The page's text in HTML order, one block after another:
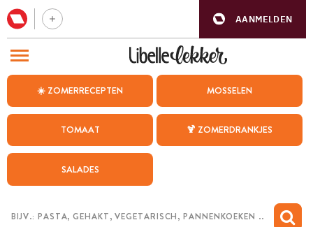
AANMELDEN
☀️ ZOMERRECEPTEN MOSSELEN
TOMAAT 🍹 ZOMERDRANKJES
SALADES
BEZOEK ONZE ANDERE WEBSITES
WEEKMENU
CHAT MET MAIA